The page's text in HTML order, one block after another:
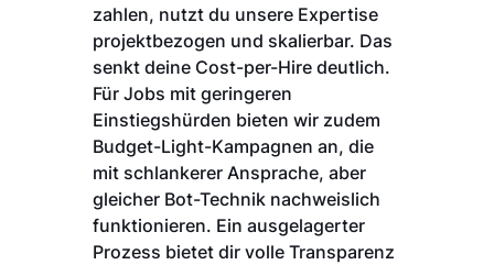
zahlen, nutzt du unsere Expertise
projektbezogen und skalierbar. Das
senkt deine Cost-per-Hire deutlich.
Für Jobs mit geringeren
Einstiegshürden bieten wir zudem
Budget-Light-Kampagnen an, die
mit schlankerer Ansprache, aber
gleicher Bot-Technik nachweislich
funktionieren. Ein ausgelagerter
Prozess bietet dir volle Transparenz